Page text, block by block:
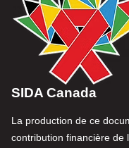
SIDA Canada
La production de ce
contribution financière de